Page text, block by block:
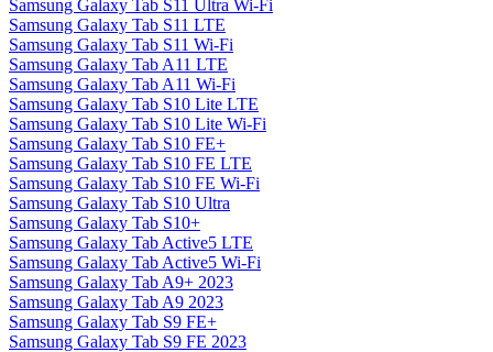
Samsung Galaxy Tab S11 Ultra Wi-Fi
Samsung Galaxy Tab S11 LTE
Samsung Galaxy Tab S11 Wi-Fi
Samsung Galaxy Tab A11 LTE
Samsung Galaxy Tab A11 Wi-Fi
Samsung Galaxy Tab S10 Lite LTE
Samsung Galaxy Tab S10 Lite Wi-Fi
Samsung Galaxy Tab S10 FE+
Samsung Galaxy Tab S10 FE LTE
Samsung Galaxy Tab S10 FE Wi-Fi
Samsung Galaxy Tab S10 Ultra
Samsung Galaxy Tab S10+
Samsung Galaxy Tab Active5 LTE
Samsung Galaxy Tab Active5 Wi-Fi
Samsung Galaxy Tab A9+ 2023
Samsung Galaxy Tab A9 2023
Samsung Galaxy Tab S9 FE+
Samsung Galaxy Tab S9 FE 2023